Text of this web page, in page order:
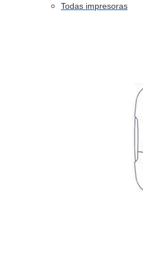
Todas impresoras